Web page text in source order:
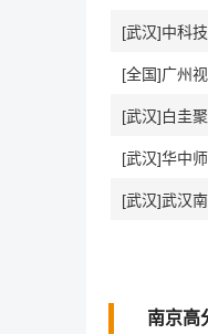
[全国]广州
[武汉]白圭
[武汉]华中
[武汉]武汉
南京高